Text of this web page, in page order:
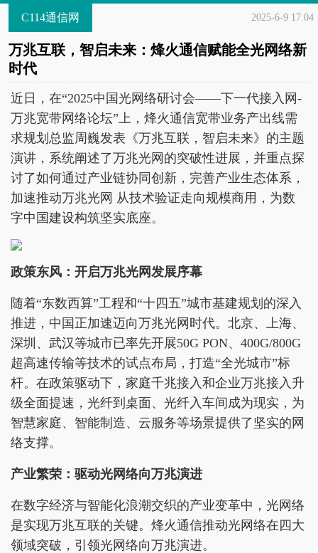
C114通信网 2025-6-9 17:04
万兆互联，智启未来：烽火通信赋能全光网络新
时代
近日，在“2025中国光网络研讨会——下一代接入网-
万兆宽带网络论坛”上，烽火通信宽带业务产出线需
求规划总监周巍发表《万兆互联，智启未来》的主题
演讲，系统阐述了万兆光网的突破性进展，并重点探
讨了如何通过产业链协同创新，完善产业生态体系，
加速推动万兆光网 从技术验证走向规模商用，为数
字中国建设构筑坚实底座。
政策东风： 开启万兆光网发展序幕
随着“东数西算”工程和“十四五”城市基建规划的深入
推进，中国正加速迈向万兆光网时代。北京、上海、
深圳、武汉等城市已率先开展50G PON、400G/800G
超高速传输等技术的试点布局，打造“全光城市”标
杆。在政策驱动下，家庭千兆接入和企业万兆接入升
级全面提速，光纤到桌面、光纤入车间成为现实，为
智慧家庭、智能制造、云服务等场景提供了坚实的网
络支撑。
产业繁荣 ： 驱动光网络向万兆演进
在数字经济与智能化浪潮交织的产业变革中，光网络
是实现万兆互联的关键。烽火通信推动光网络在四大
领域突破，引领光网络向万兆演进。